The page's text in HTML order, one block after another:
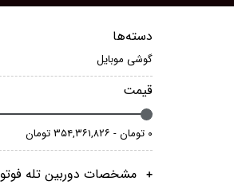
دسته‌ها
گوشی موبایل
قیمت
۰ تومان - ۳۵۴,۳۶۱,۸۲۶ تومان
مشخصات دوربین تله فوتو